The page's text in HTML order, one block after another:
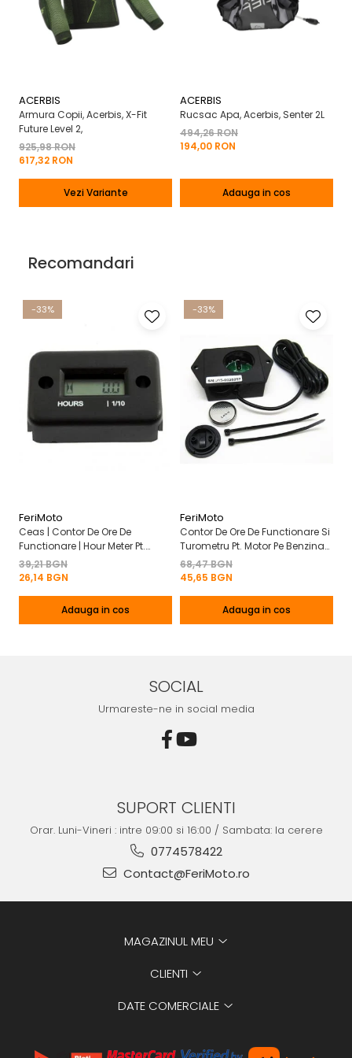
ACERBIS
Armura Copii, Acerbis, X-Fit
Future Level 2,
925,98 RON
617,32 RON
Vezi Variante
ACERBIS
Rucsac Apa, Acerbis, Senter 2L
494,26 RON
194,00 RON
Adauga in cos
Recomandari
-33%
FeriMoto
Ceas | Contor De Ore De
Functionare | Hour Meter Pt.
Motor Pe Benzina 2T | 4T
39,21 BGN
26,14 BGN
Adauga in cos
-33%
FeriMoto
Contor De Ore De Functionare Si
Turometru Pt. Motor Pe Benzina
2T | 4T Cu Capac De Baterie
68,47 BGN
45,65 BGN
Adauga in cos
SOCIAL
Urmareste-ne in social media
SUPORT CLIENTI
Orar. Luni-Vineri : intre 09:00 si 16:00 / Sambata: la cerere
0774578422
Contact@FeriMoto.ro
MAGAZINUL MEU
CLIENTI
DATE COMERCIALE